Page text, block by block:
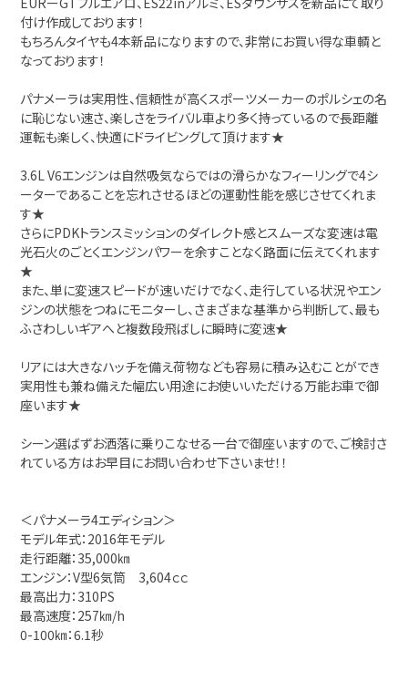
付け作成しております！
もちろんタイヤも4本新品になりますので、非常にお買い得な車輌と
なっております！
パナメーラは実用性、信頼性が高くスポーツメーカーのポルシェの名
に恥じない速さ、楽しさをライバル車より多く持っているので長距離
運転も楽しく、快適にドライビングして頂けます★
3.6L V6エンジンは自然吸気ならではの滑らかなフィーリングで4シ
ーターであることを忘れさせるほどの運動性能を感じさせてくれま
す★
さらにPDKトランスミッションのダイレクト感とスムーズな変速は電
光石火のごとくエンジンパワーを余すことなく路面に伝えてくれます
★
また、単に変速スピードが速いだけでなく、走行している状況やエン
ジンの状態をつねにモニターし、さまざまな基準から判断して、最も
ふさわしいギアへと複数段飛ばしに瞬時に変速★
リアには大きなハッチを備え荷物なども容易に積み込むことができ
実用性も兼ね備えた幅広い用途にお使いいただける万能お車で御
座います★
シーン選ばずお洒落に乗りこなせる一台で御座いますので、ご検討さ
れている方はお早目にお問い合わせ下さいませ！！
＜パナメーラ4エディション＞
モデル年式：2016年モデル
走行距離：35,000㎞
エンジン：V型6気筒 3,604ｃｃ
最高出力：310PS
最高速度：257㎞/h
0-100㎞：6.1秒